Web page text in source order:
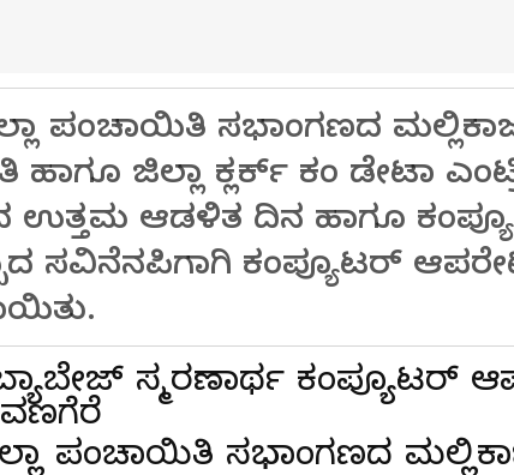
ಪಂಚಾಯಿತಿ ಸಭಾಂಗಣದ
ಜಿಲ್ಲಾ ಕ್ಲರ್ಕ್ ಕಂ ಡೇಟಾ
ಉತ್ತಮ ಆಡಳಿತ ದಿನ ಹಾಗೂ
ಸವಿನೆನಪಿಗಾಗಿ ಕಂಪ್ಯೂಟರ್
ಸ್ಮರಣಾರ್ಥ ಕಂಪ್ಯೂಟರ್
ಪಂಚಾಯಿತಿ ಸಭಾಂಗಣದ